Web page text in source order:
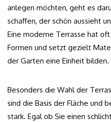
anlegen möchten, geht es
schaffen, der schön aussieht
Eine moderne Terrasse hat
Formen und setzt gezielt
der Garten eine Einheit bilden.
Besonders die Wahl der
sind die Basis der Fläche und
stark. Egal ob Sie einen